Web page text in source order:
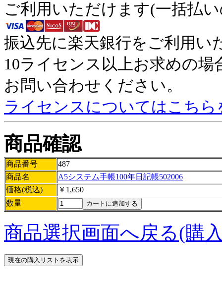
ご利用いただけます(一括払
振込先に楽天銀行をご利用い
10ライセンス以上お求めの
お問い合わせください。
ライセンスについてはこち
商品確認
商品番号
487
商品名
A5システム手帳100年日記帳502006
価格(税込)
￥1,650
数量
商品選択画面へ戻る(購